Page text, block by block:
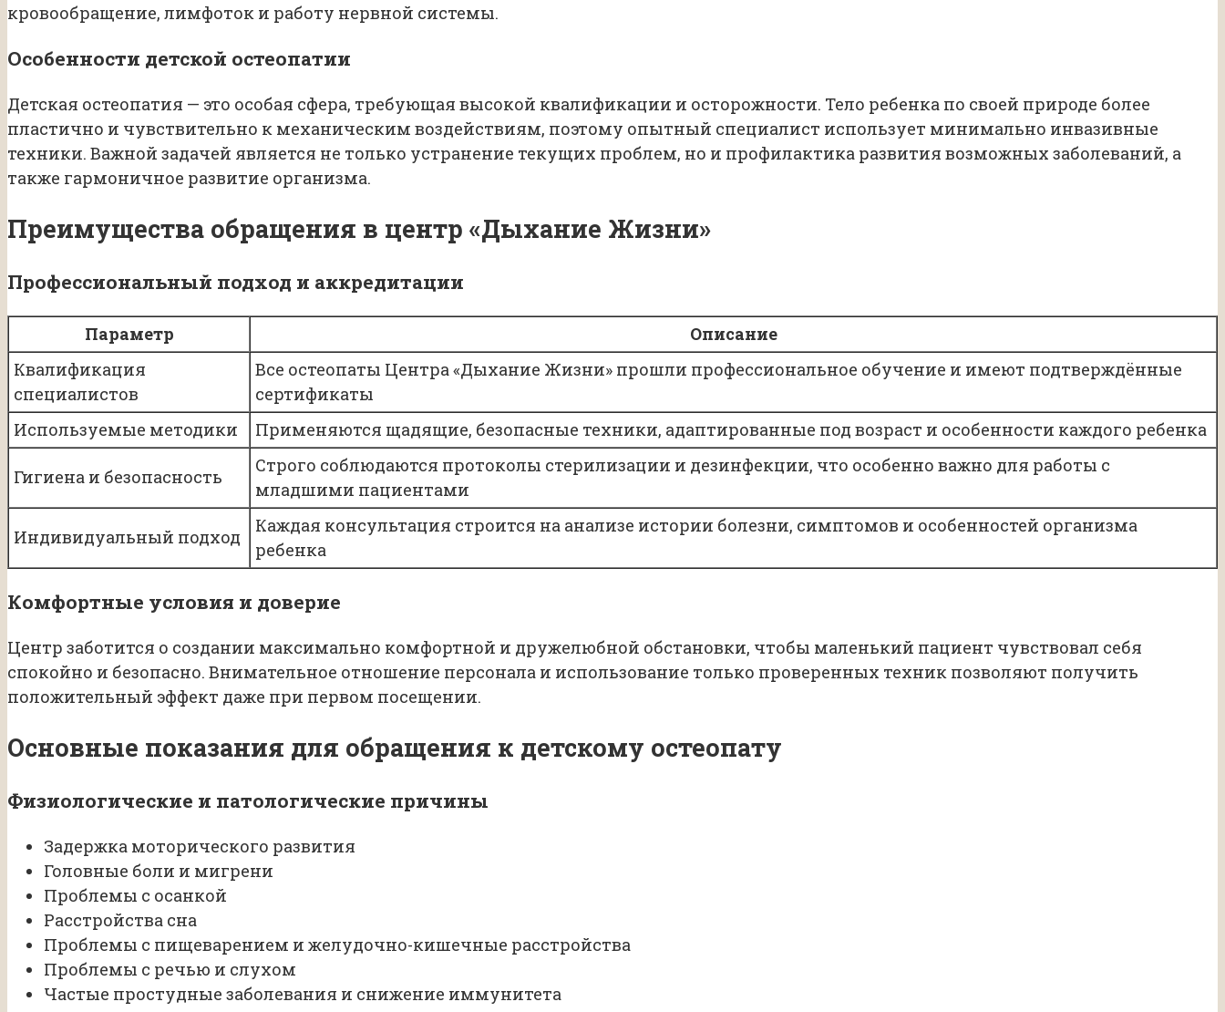
кровообращение, лимфоток и работу нервной системы.
Особенности детской остеопатии
Детская остеопатия — это особая сфера, требующая высокой квалификации и осторожности. Тело ребенка по своей природе более
пластично и чувствительно к механическим воздействиям, поэтому опытный специалист использует минимально инвазивные
техники. Важной задачей является не только устранение текущих проблем, но и профилактика развития возможных заболеваний, а
также гармоничное развитие организма.
Преимущества обращения в центр «Дыхание Жизни»
Профессиональный подход и аккредитации
Параметр
Описание
Квалификация
специалистов
Все остеопаты Центра «Дыхание Жизни» прошли профессиональное обучение и имеют подтверждённые
сертификаты
Используемые методики
Применяются щадящие, безопасные техники, адаптированные под возраст и особенности каждого ребенка
Гигиена и безопасность
Строго соблюдаются протоколы стерилизации и дезинфекции, что особенно важно для работы с
младшими пациентами
Индивидуальный подход
Каждая консультация строится на анализе истории болезни, симптомов и особенностей организма
ребенка
Комфортные условия и доверие
Центр заботится о создании максимально комфортной и дружелюбной обстановки, чтобы маленький пациент чувствовал себя
спокойно и безопасно. Внимательное отношение персонала и использование только проверенных техник позволяют получить
положительный эффект даже при первом посещении.
Основные показания для обращения к детскому остеопату
Физиологические и патологические причины
Задержка моторического развития
Головные боли и мигрени
Проблемы с осанкой
Расстройства сна
Проблемы с пищеварением и желудочно-кишечные расстройства
Проблемы с речью и слухом
Частые простудные заболевания и снижение иммунитета